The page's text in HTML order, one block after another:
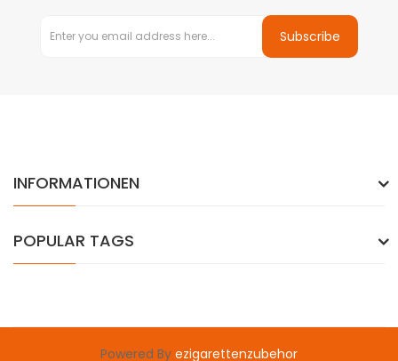
Subscribe
INFORMATIONEN
POPULAR TAGS
Powered By ezigarettenzubehor